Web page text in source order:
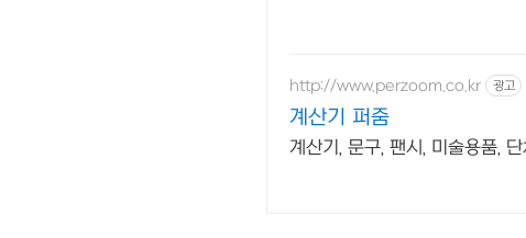
http://www.perzoom.co.kr 광고
계산기 퍼줌
계산기, 문구, 팬시, 미술용품,